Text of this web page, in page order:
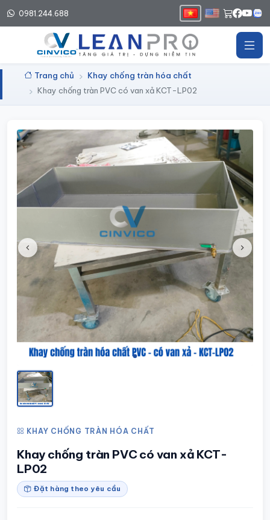
0981.244.688
Trang chủ
Khay chống tràn hóa chất
Khay chống tràn PVC có van xả KCT-LP02
KHAY CHỐNG TRÀN HÓA CHẤT
Khay chống tràn PVC có van xả KCT-
LP02
Đặt hàng theo yêu cầu